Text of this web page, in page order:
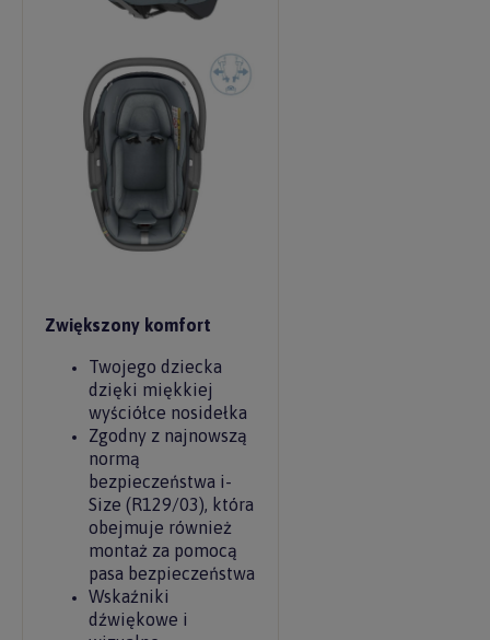
Zwiększony komfort
Twojego dziecka
dzięki miękkiej
wyściółce nosidełka
Zgodny z najnowszą
normą
bezpieczeństwa i-
Size (R129/03), która
obejmuje również
montaż za pomocą
pasa bezpieczeństwa
Wskaźniki
dźwiękowe i